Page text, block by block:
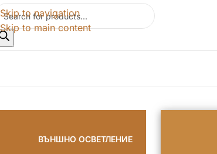
Skip to navigation
Skip to main content
ВЪНШНО ОСВЕТЛЕНИЕ